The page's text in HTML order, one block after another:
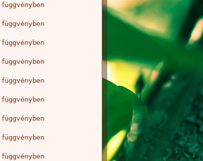
függvényben
függvényben
függvényben
függvényben
függvényben
függvényben
függvényben
függvényben
függvényben